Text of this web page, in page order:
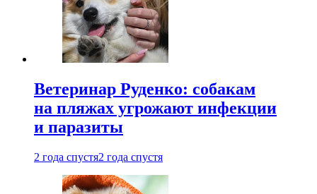
Ветеринар Руденко: собакам
на пляжах угрожают инфекции
и паразиты
2 года спустя2 года спустя